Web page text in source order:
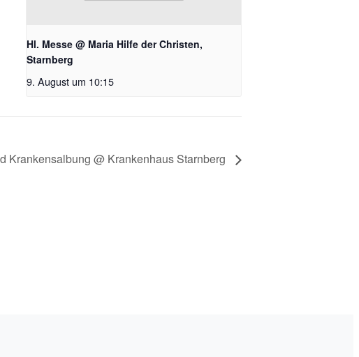
Hl. Messe @ Maria Hilfe der Christen,
Starnberg
9. August um 10:15
Krankensalbung @ Krankenhaus Starnberg